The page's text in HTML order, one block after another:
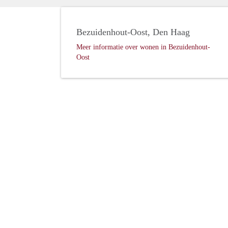
Bezuidenhout-Oost, Den Haag
Meer informatie over wonen in Bezuidenhout-
Oost